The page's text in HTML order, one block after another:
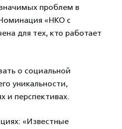
проблем в
«НКО с
для тех, кто работает
о социальной
уникальности,
и перспективах.
«Известные